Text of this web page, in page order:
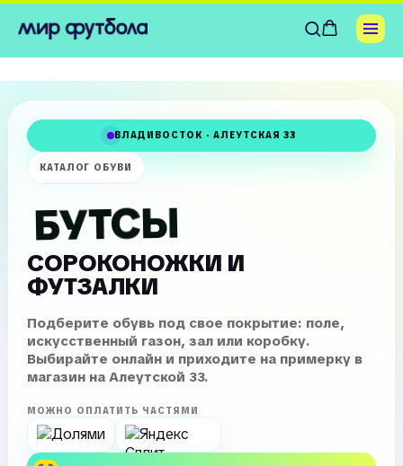
ВЛАДИВОСТОК · АЛЕУТСКАЯ 33
КАТАЛОГ ОБУВИ
БУТСЫ
СОРОКОНОЖКИ И
ФУТЗАЛКИ
Подберите обувь под свое покрытие: поле,
искусственный газон, зал или коробку.
Выбирайте онлайн и приходите на примерку в
магазин на Алеутской 33.
МОЖНО ОПЛАТИТЬ ЧАСТЯМИ